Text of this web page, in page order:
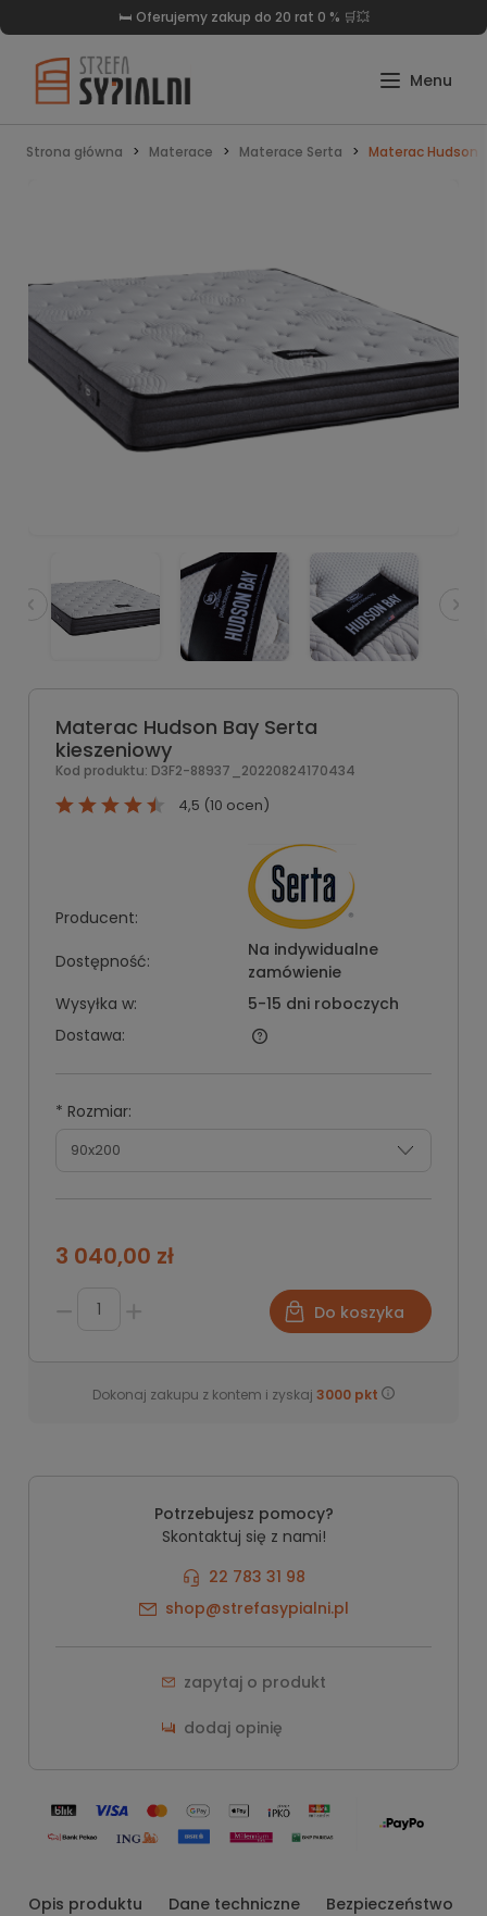
🛏️ Oferujemy zakup do 20 rat 0 % 🛒💥
Strona główna Materace Materace Serta Materac Hudson
Materac Hudson Bay Serta
kieszeniowy
Kod produktu: D3F2-88937_20220824170434
4,5 (10 ocen)
Producent:
Dostępność:
Na indywidualne
zamówienie
Wysyłka w:
5-15 dni roboczych
Dostawa:
* Rozmiar:
3 040,00 zł
Do koszyka
Dokonaj zakupu z kontem i zyskaj 3000 pkt
Potrzebujesz pomocy?
Skontaktuj się z nami!
22 783 31 98
shop@strefasypialni.pl
zapytaj o produkt
dodaj opinię
Opis produktu Dane techniczne Bezpieczeństwo